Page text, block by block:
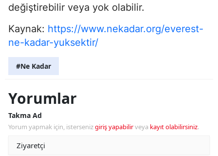
değiştirebilir veya yok olabilir.
Kaynak: https://www.nekadar.org/everest-
ne-kadar-yuksektir/
#Ne Kadar
Yorumlar
Takma Ad
Yorum yapmak için, istersenizgiriş yapabilirveya kayıt olabilirsiniz.